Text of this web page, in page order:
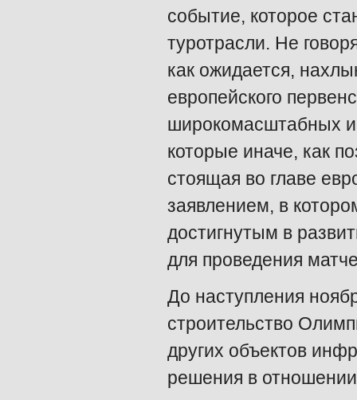
событие, которое
туротрасли. Не
как ожидается,
европейского
широкомасштабных
которые иначе, как
стоящая во главе
заявлением, в
достигнутым в
для проведения
До наступления
строительство
других объектов
решения в отношении